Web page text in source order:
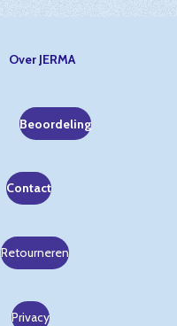
Over JERMA
Beoordeling
Contact
Retourneren
Privacy